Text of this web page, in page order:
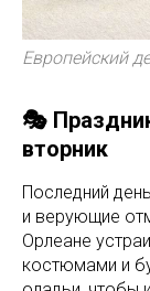
Европейский
🎭
вторник
Последний
и верующие
Орлеане
костюмами и